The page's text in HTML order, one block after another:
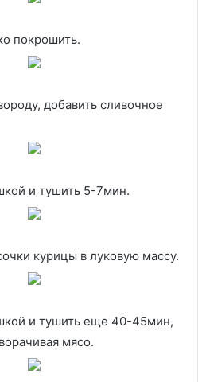
покрошить.
добавить сливочное
и тушить 5-7мин.
курицы в луковую массу.
и тушить еще 40-45мин,
мясо.